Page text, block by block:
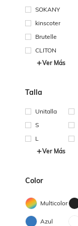
SOKANY
kinscoter
Brutelle
CLITON
Ver Más
Talla
Unitalla
S
L
Ver Más
Color
Multicolor
Azul